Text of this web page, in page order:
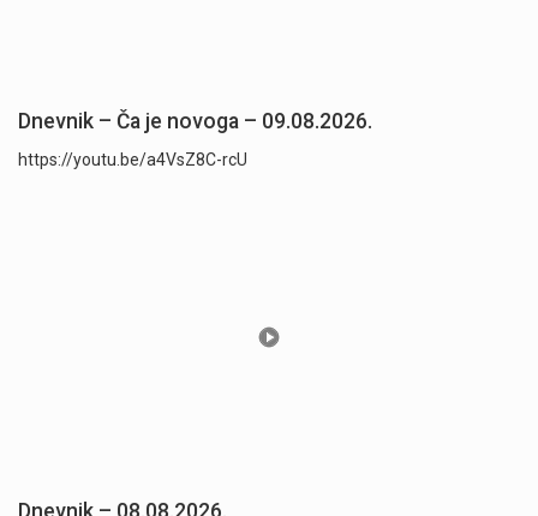
Dnevnik – Ča je novoga – 09.08.2026.
https://youtu.be/a4VsZ8C-rcU
Dnevnik – 08.08.2026.